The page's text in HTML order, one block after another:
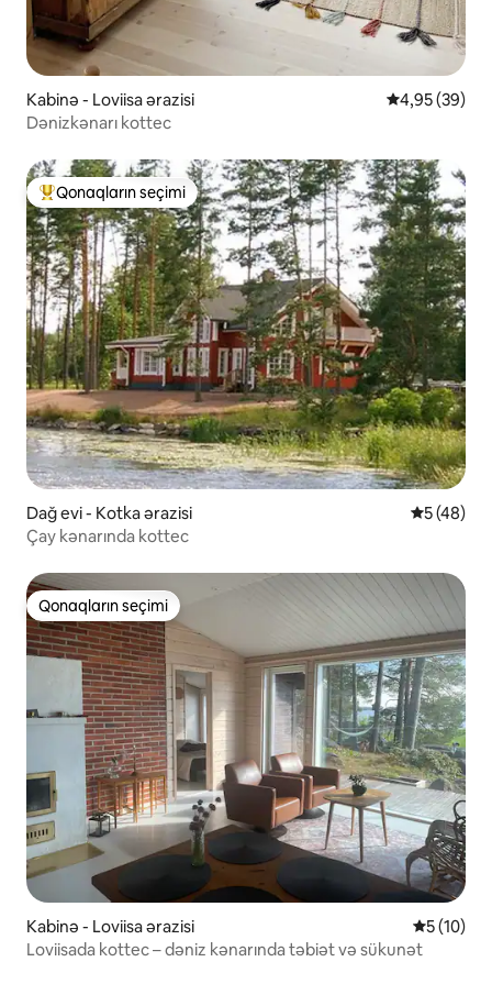
Kabinə - Loviisa ərazisi Ortalama
4,95 (39)
Dənizkənarı kottec
Populyar "Qonaqların seçimi"
Qonaqların seçimi
Dağ evi - Kotka ərazisi Ortalama
5 (48)
Çay kənarında kottec
Qonaqların seçimi
Qonaqların seçimi
Kabinə - Loviisa ərazisi Ortalama
5 (10)
Loviisada kottec – dəniz kənarında təbiət və sükunət